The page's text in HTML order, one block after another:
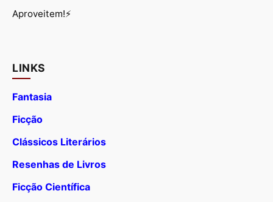
Aproveitem!⚡
LINKS
Fantasia
Ficção
Clássicos Literários
Resenhas de Livros
Ficção Científica